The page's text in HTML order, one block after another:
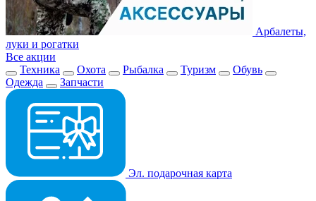
Арбалеты,
луки и рогатки
Все акции
Техника
Охота Рыбалка Туризм
Обувь
Одежда
Запчасти
Эл. подарочная карта